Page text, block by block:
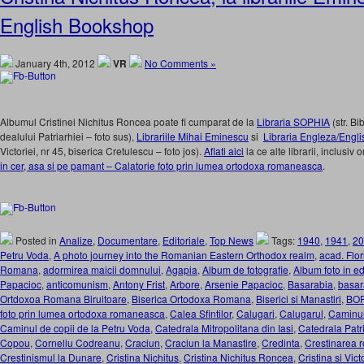
English Bookshop
January 4th, 2012 VR No Comments »
Albumul Cristinei Nichitus Roncea poate fi cumparat de la Libraria SOPHIA (str.
dealului Patriarhiei – foto sus), Librariile Mihai Eminescu si Libraria Engleza/
Victoriei, nr 45, biserica Cretulescu – foto jos). Aflati aici la ce alte librarii, inclusiv
in cer, asa si pe pamant – Calatorie foto prin lumea ortodoxa romaneasca.
Posted in Analize, Documentare, Editoriale, Top News Tags: 1940, 1941,
Petru Voda, A photo journey into the Romanian Eastern Orthodox realm, acad.
Romana, adormirea maicii domnului, Agapia, Album de fotografie, Album foto in
Papacioc, anticomunism, Antony Frist, Arbore, Arsenie Papacioc, Basarabia,
Ortdoxoa Romana Biruitoare, Biserica Ortodoxa Romana, Biserici si Manastiri,
foto prin lumea ortodoxa romaneasca, Calea Sfintilor, Calugari, Calugarul,
Caminul de copii de la Petru Voda, Catedrala Mitropolitana din Iasi, Catedrala
Copou, Corneliu Codreanu, Craciun, Craciun la Manastire, Credinta, Crestinarea
Crestinismul la Dunare, Cristina Nichitus, Cristina Nichitus Roncea, Cristina si